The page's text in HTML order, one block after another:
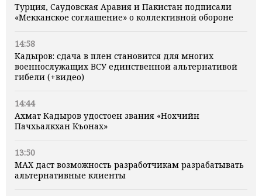
Турция, Саудовская Аравия и Пакистан подписали
«Мекканское соглашение» о коллективной обороне
14:58
Кадыров: сдача в плен становится для многих
военнослужащих ВСУ единственной альтернативой
гибели (+видео)
14:44
Ахмат Кадыров удостоен звания «Нохчийн
Пачхьалкхан Къонах»
13:50
MAX даст возможность разработчикам разрабатывать
альтернативные клиенты